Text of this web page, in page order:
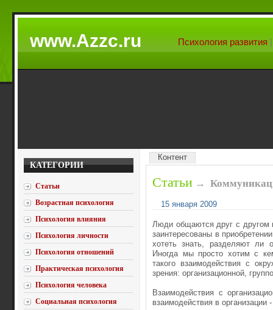
www.Azzc.ru Психология развития
КАТЕГОРИИ
Статьи
Возрастная психология
Психология влияния
Психология личности
Психология отношений
Практическая психология
Психология человека
Социальная психология
Контент
Статьи →
15 января 2009
Люди общаются друг с другом
заинтересованы в
хотеть знать, разделяют ли
Иногда мы просто хотим с
такого взаимодействия с
зрения: организационной,
Взаимодействия с
взаимодействия в